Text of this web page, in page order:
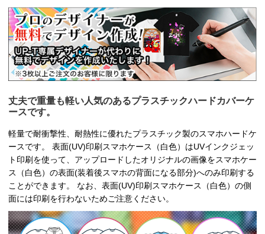
丈夫で重量も軽い人気のあるプラスチックハードカバーケ
ースです。
軽量で耐衝撃性、耐熱性に優れたプラスチック製のスマホハードケ
ースです。 表面(UV)印刷スマホケース（白色）はUVインクジェッ
ト印刷を使って、アップロードしたオリジナルの画像をスマホケー
ス（白色）の表面(装着後スマホの背面になる部分)へのみ印刷する
ことができます。 なお、表面(UV)印刷スマホケース（白色）の側
面には印刷を行わないためご注意ください。